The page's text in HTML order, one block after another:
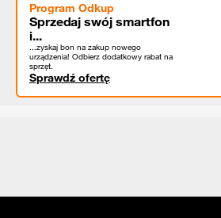
Program Odkup
Sprzedaj swój smartfon
i...
...zyskaj bon na zakup nowego
urządzenia! Odbierz dodatkowy rabat na
sprzęt.
Sprawdź ofertę